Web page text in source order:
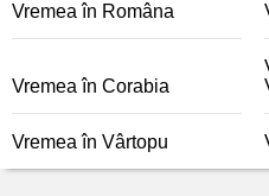
Vremea în Româna
Vremea în Corabia
Vremea în Vârtopu